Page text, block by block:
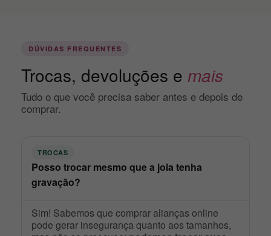
DÚVIDAS FREQUENTES
Trocas, devoluções e mais
Tudo o que você precisa saber antes e depois de
comprar.
TROCAS
Posso trocar mesmo que a joia tenha
gravação?
Sim! Sabemos que comprar alianças online
pode gerar insegurança quanto aos tamanhos,